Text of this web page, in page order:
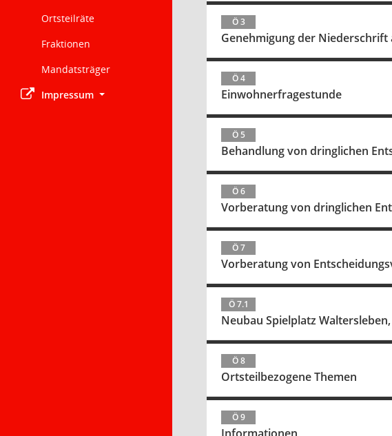
Ortsteilräte
Fraktionen
Mandatsträger
Impressum
Ö 3
Genehmigung der Niederschrift
Ö 4
Einwohnerfragestunde
Ö 5
Behandlung von dringlichen
Ö 6
Vorberatung von dringlichen
Ö 7
Vorberatung von
Ö 7.1
Neubau Spielplatz
Ö 8
Ortsteilbezogene Themen
Ö 9